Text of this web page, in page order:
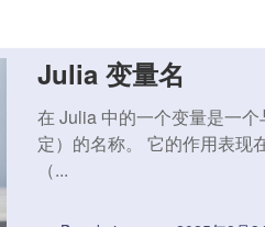
Julia 变量名
在 Julia 中的一个变量是一
定）的名称。 它的作用表现
（...